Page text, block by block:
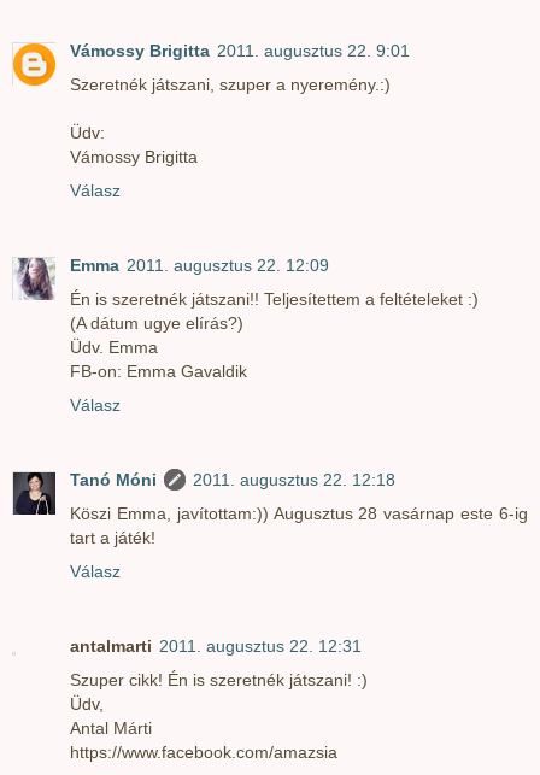
Vámossy Brigitta 2011. augusztus 22. 9:01
Szeretnék játszani, szuper a nyeremény.:)
Üdv:
Vámossy Brigitta
Válasz
Emma 2011. augusztus 22. 12:09
Én is szeretnék játszani!! Teljesítettem a feltételeket :)
(A dátum ugye elírás?)
Üdv. Emma
FB-on: Emma Gavaldik
Válasz
Tanó Móni
2011. augusztus 22. 12:18
Köszi Emma, javítottam:)) Augusztus 28 vasárnap este 6-ig
tart a játék!
Válasz
antalmarti 2011. augusztus 22. 12:31
Szuper cikk! Én is szeretnék játszani! :)
Üdv,
Antal Márti
https://www.facebook.com/amazsia